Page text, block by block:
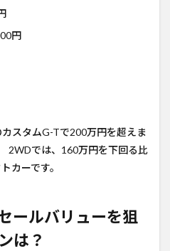
円
スタムG-Tで200万円を超えま
2WDでは、160万円を下回る比
カーです。
ールバリューを狙
は？